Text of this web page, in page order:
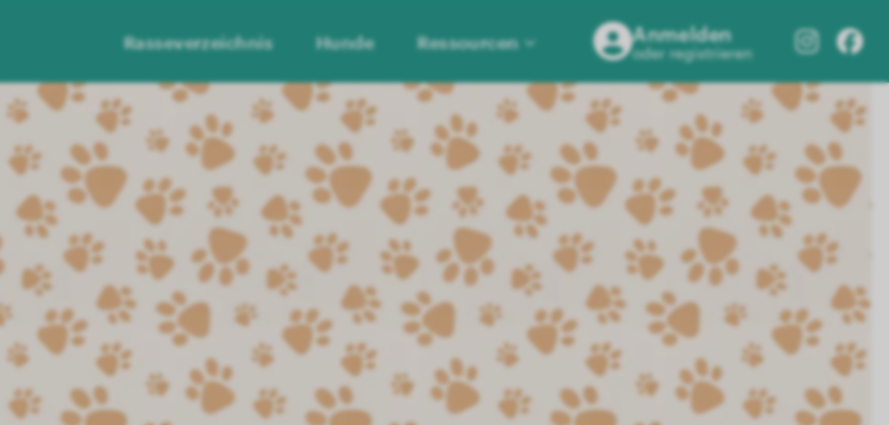
Rasseverzeichnis Hunde Ressourcen Anmelden
oder registrieren